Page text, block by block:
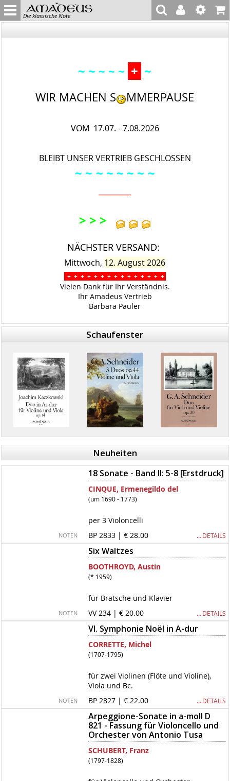
Die klassische Note
~ ~ ~ ~ ~ + ~
WIR MACHEN S MMERPAUSE
VOM 17.07. - 7.08.2026
BLEIBT UNSER VERTRIEB GESCHLOSSEN
~ ~ ~ ~ ~ ~ ~ ~
> > >
NÄCHSTER VERSAND:
Mittwoch, 12. August 2026
+ + + + + + + + + + + + + + +
Vielen Dank für Ihr Verständnis.
Ihr Amadeus Vertrieb
Barbara Päuler
Schaufenster
Neuheiten
18 Sonate - Band II: 5-8 [Erstdruck]
CINQUE, Ermenegildo del
(um 1690 - 1773)
per 3 Violoncelli
NOTEN BP 2833 | € 28.00 … DETAILS
Six Waltzes
BOOTHROYD, Austin
(* 1959)
für Bratsche und Klavier
NOTEN VV 234 | € 20.00 … DETAILS
VI. Symphonie Noël in A-dur
CORRETTE, Michel
(1707-1795)
für zwei Violinen (Flöte und Violine),
Viola und Bc.
NOTEN BP 2827 | € 22.00 … DETAILS
Arpeggione-Sonate in a-moll D
821 - Fassung für Violoncello und
Orchester von Antonio Tusa
SCHUBERT, Franz
(1797-1828)